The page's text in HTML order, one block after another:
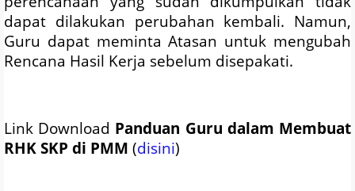
dapat dilakukan perubahan kembali. Namun,
Guru dapat meminta Atasan untuk mengubah
Rencana Hasil Kerja sebelum disepakati.
Link Download Panduan Guru dalam Membuat
RHK SKP di PMM (disini)